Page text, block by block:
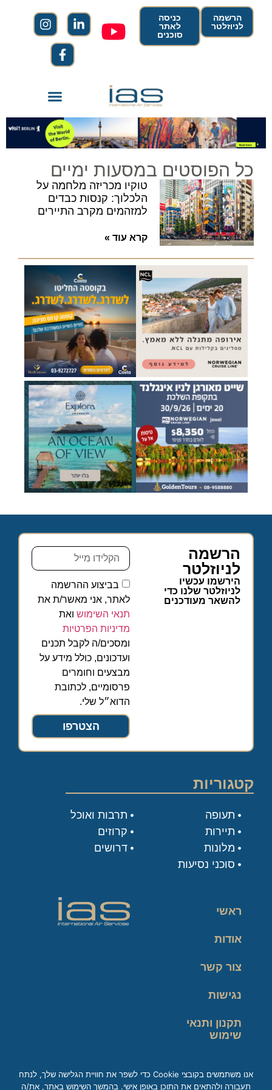
הרשמה
לניוזלטר
כניסה
לאתר
סוכנים
כל הפוסטים במסעות ימיים
טוקיו מכריזה מלחמה על
הלכלוך: קנסות כבדים
למזהמים מקרב התיירים
קרא עוד »
הרשמה
לניוזלטר
הירשמו עכשיו
לניוזלטר שלנו כדי
להשאר מעודכנים
בביצוע ההרשמה
לאתר, אני מאשר/ת את
תנאי השימוש ואת
מדיניות הפרטיות
ומסכים/ה לקבל תכנים
ועדכונים, כולל מידע על
מבצעים וחומרים
פרסומיים, לכתובת
הדוא״ל שלי.
הצטרפו
קטגוריות
תעופה
תיירות
מלונות
סוכני נסיעות
תרבות ואוכל
קרוזים
דרושים
ראשי
אודות
צור קשר
נגישות
תקנון ותנאי
שימוש
אנו משתמשים בקובצי Cookie כדי לשפר את חוויית הגלישה שלך, לנתח
תעבורה ולהתאים את התוכן באופן אישי. בהמשך השימוש באתר, את/ה